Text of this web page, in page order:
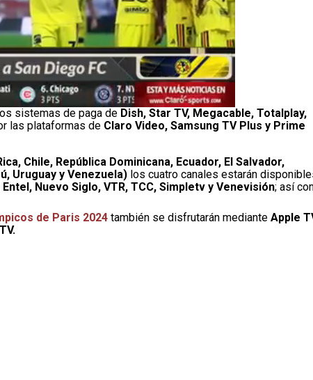
sistemas de paga de Dish, Star TV, Megacable, Totalplay,
las plataformas de Claro Video, Samsung TV Plus y Prime
Chile, República Dominicana, Ecuador, El Salvador,
Uruguay y Venezuela) los cuatro canales estarán
Nuevo Siglo, VTR, TCC, Simpletv y Venevisión; así
de Paris 2024 también se disfrutarán mediante Apple